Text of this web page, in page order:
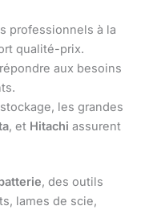
professionnels à la
qualité-prix.
aux besoins
les grandes
, et Hitachi assurent
, des outils
lames de scie,